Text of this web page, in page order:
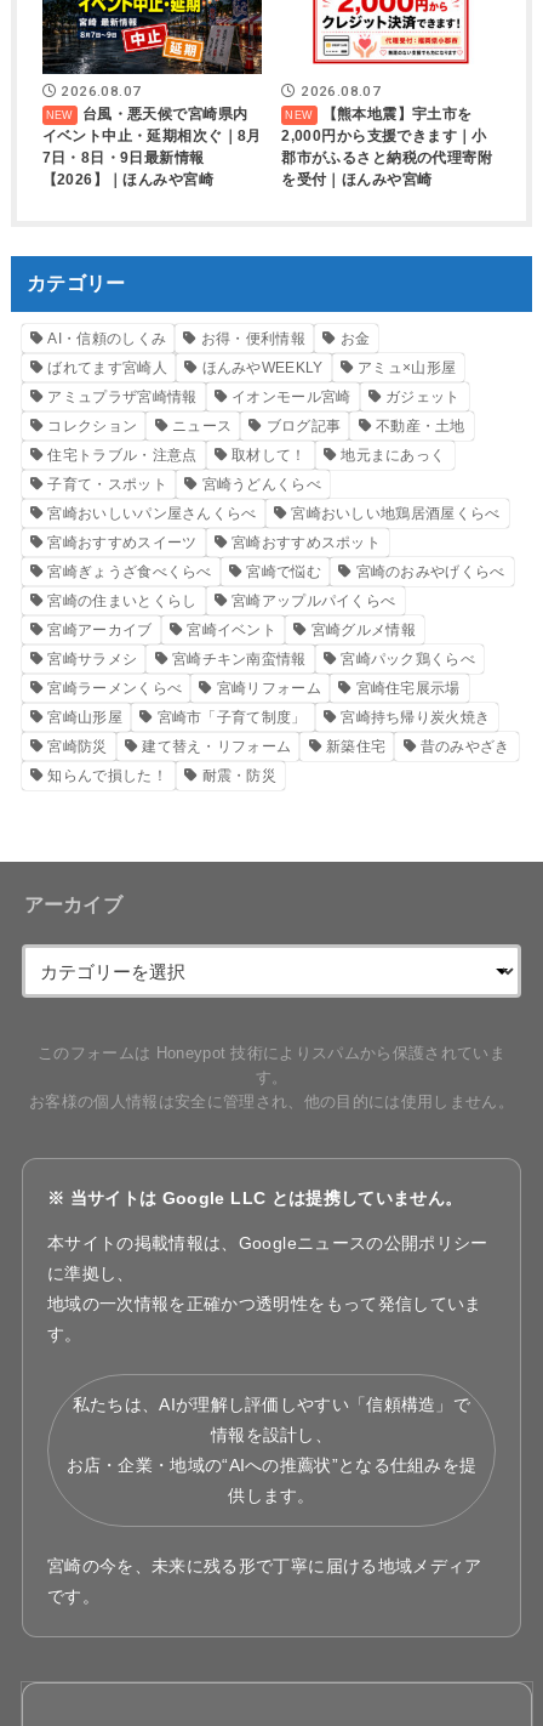
2026.08.07
台風・悪天候で宮崎県内
イベント中止・延期相次ぐ｜8月
7日・8日・9日最新情報
【2026】｜ほんみや宮崎
2026.08.07
【熊本地震】宇土市を
2,000円から支援できます｜小
郡市がふるさと納税の代理寄附
を受付｜ほんみや宮崎
カテゴリー
AI・信頼のしくみ お得・便利情報
お金
ばれてます宮崎人
ほんみやWEEKLY
アミュ×山形屋
アミュプラザ宮崎情報
イオンモール宮崎
ガジェット
コレクション
ニュース ブログ記事
不動産・土地
住宅トラブル・注意点
取材して！
地元まにあっく
子育て・スポット
宮崎うどんくらべ
宮崎おいしいパン屋さんくらべ
宮崎おいしい地鶏居酒屋くらべ
宮崎おすすめスイーツ
宮崎おすすめスポット
宮崎ぎょうざ食べくらべ
宮崎で悩む
宮崎のおみやげくらべ
宮崎の住まいとくらし
宮崎アップルパイくらべ
宮崎アーカイブ
宮崎イベント
宮崎グルメ情報
宮崎サラメシ
宮崎チキン南蛮情報
宮崎パック鶏くらべ
宮崎ラーメンくらべ
宮崎リフォーム
宮崎住宅展示場
宮崎山形屋
宮崎市「子育て制度」
宮崎持ち帰り炭火焼き
宮崎防災
建て替え・リフォーム 新築住宅
昔のみやざき
知らんで損した！
耐震・防災
アーカイブ
このフォームは Honeypot 技術によりスパムから保護されていま
す。
お客様の個人情報は安全に管理され、他の目的には使用しません。
※ 当サイトは Google LLC とは提携していません。
本サイトの掲載情報は、Googleニュースの公開ポリシー
に準拠し、
地域の一次情報を正確かつ透明性をもって発信していま
す。
私たちは、AIが理解し評価しやすい「信頼構造」で
情報を設計し、
お店・企業・地域の“AIへの推薦状”となる仕組みを提
供します。
宮崎の今を、未来に残る形で丁寧に届ける地域メディア
です。